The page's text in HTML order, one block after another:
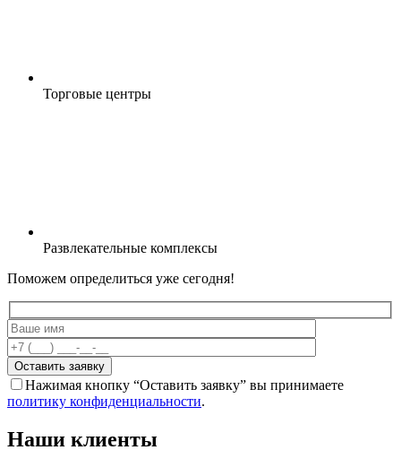
Торговые центры
Развлекательные комплексы
Поможем определиться уже сегодня!
Оставить заявку
Нажимая кнопку “Оставить заявку” вы принимаете
политику конфиденциальности.
Наши клиенты